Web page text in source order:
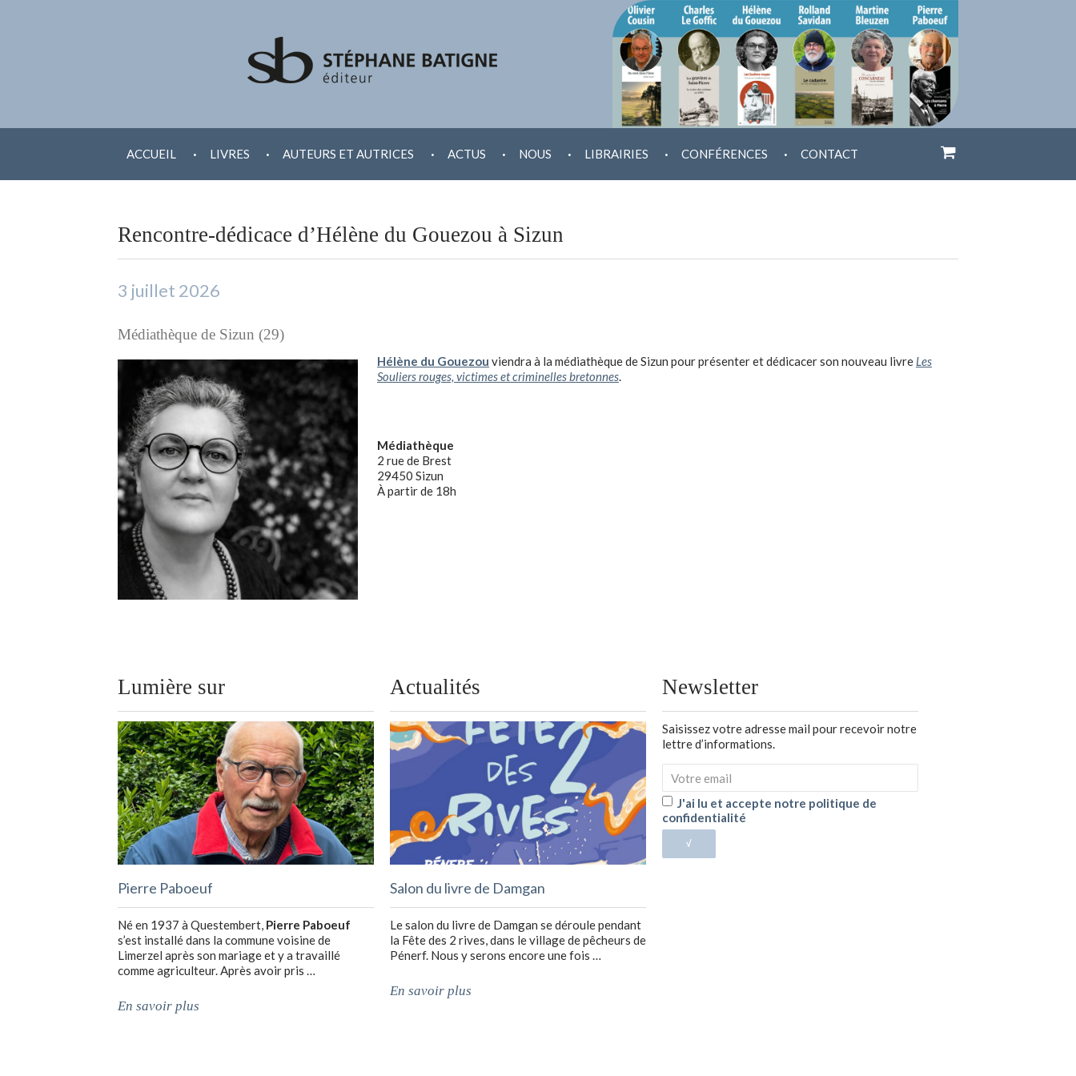
AU
ACCUEIL . LIVRES . AUTEURS ET AUTRICES . ACTUS . NOUS . LIBRAIRIES . CONFÉRENCES . CONTACT
Rencontre-dédicace d’Hélène du Gouezou à Sizun
3 juillet 2026
Médiathèque de Sizun (29)
Hélène du Gouezou viendra à la médiathèque de Sizun pour présenter et dédicacer son nouveau livre Les
Souliers rouges, victimes et criminelles bretonnes.
Médiathèque
2 rue de Brest
29450 Sizun
À partir de 18h
Lumière sur
Pierre Paboeuf
Né en 1937 à Questembert, Pierre Paboeuf
s’est installé dans la commune voisine de
Limerzel après son mariage et y a travaillé
comme agriculteur. Après avoir pris …
En savoir plus
Actualités
Salon du livre de Damgan
Le salon du livre de Damgan se déroule pendant
la Fête des 2 rives, dans le village de pêcheurs de
Pénerf. Nous y serons encore une fois …
En savoir plus
Newsletter
Saisissez votre adresse mail pour recevoir notre
lettre d’informations.
J'ai lu et accepte notre politique de
confidentialité
√